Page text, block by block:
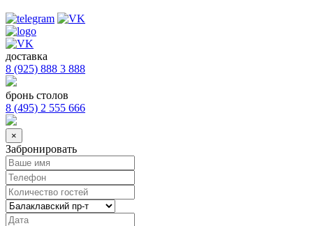
доставка
8 (925) 888 3 888
бронь столов
8 (495) 2 555 666
×
Забронировать